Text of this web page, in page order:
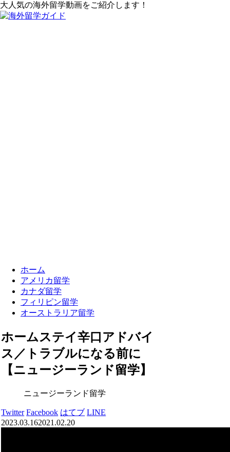
大人気の海外留学動画をご紹介します！
ホーム
アメリカ留学
カナダ留学
フィリピン留学
オーストラリア留学
ホームステイ辛口アドバイ
ス／トラブルになる前に
【ニュージーランド留学】
ニュージーランド留学
Twitter Facebook はてブ LINE
2023.03.162021.02.20